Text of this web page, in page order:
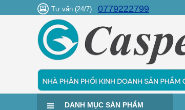
Tư vấn (24/7) : 0779222799
DANH MỤC SẢN PHẨM